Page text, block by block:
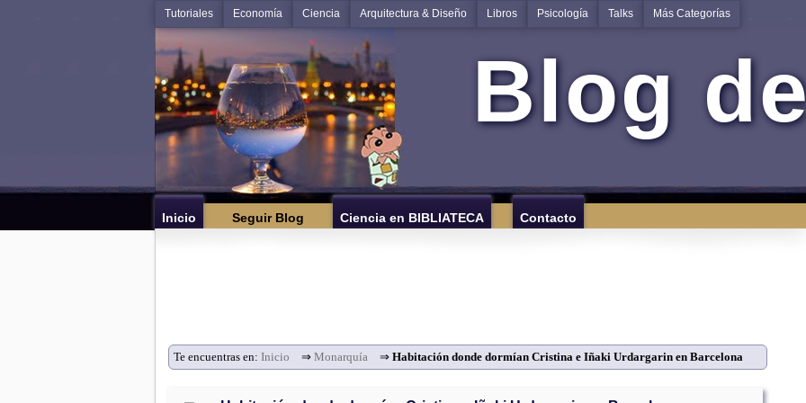
Tutoriales Economía Ciencia Arquitectura & Diseño Libros Psicología Talks Más Categorías
Blog
Inicio Seguir Blog Ciencia en BIBLIATECA Contacto
Te encuentras en: Inicio ⇒ Monarquía ⇒ Habitación donde dormían Cristina e Iñaki Urdargarin en Barcelona